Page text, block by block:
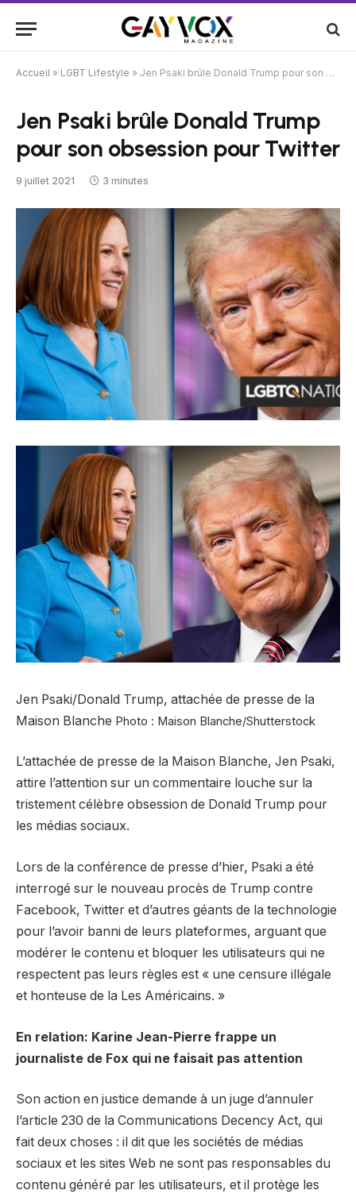
Accueil » LGBT Lifestyle » Jen Psaki brûle Donald Trump pour son obsession pour Twitter
Jen Psaki brûle Donald Trump
pour son obsession pour Twitter
9 juillet 2021 3 minutes
Jen Psaki/Donald Trump, attachée de presse de la
Maison Blanche Photo : Maison Blanche/Shutterstock
L’attachée de presse de la Maison Blanche, Jen Psaki,
attire l’attention sur un commentaire louche sur la
tristement célèbre obsession de Donald Trump pour
les médias sociaux.
Lors de la conférence de presse d’hier, Psaki a été
interrogé sur le nouveau procès de Trump contre
Facebook, Twitter et d’autres géants de la technologie
pour l’avoir banni de leurs plateformes, arguant que
modérer le contenu et bloquer les utilisateurs qui ne
respectent pas leurs règles est « une censure illégale
et honteuse de la Les Américains. »
En relation: Karine Jean-Pierre frappe un
journaliste de Fox qui ne faisait pas attention
Son action en justice demande à un juge d’annuler
l’article 230 de la Communications Decency Act, qui
fait deux choses : il dit que les sociétés de médias
sociaux et les sites Web ne sont pas responsables du
contenu généré par les utilisateurs, et il protège les